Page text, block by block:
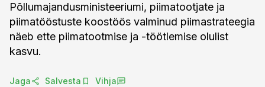
Põllumajandusministeeriumi, piimatootjate ja
piimatööstuste koostöös valminud piimastrateegia
näeb ette piimatootmise ja -töötlemise olulist
kasvu.
Jaga Salvesta Vihja